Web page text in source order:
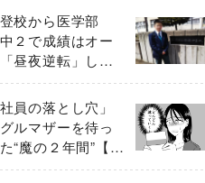
登校から医学部
２で成績はオー
昼夜逆転」した
を”夜遊び”に連れ
母の気づき
社員の落とし穴」
ルマザーを待っ
“魔の２年間”【後